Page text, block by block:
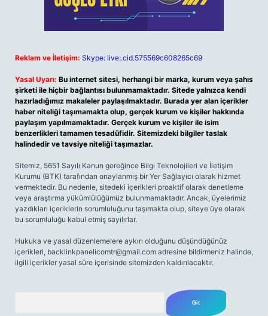
Reklam ve İletişim: Skype: live:.cid.575569c608265c69
Yasal Uyarı: Bu internet sitesi, herhangi bir marka, kurum veya şahıs
şirketi ile hiçbir bağlantısı bulunmamaktadır. Sitede yalnızca kendi
hazırladığımız makaleler paylaşılmaktadır. Burada yer alan içerikler
haber niteliği taşımamakta olup, gerçek kurum ve kişiler hakkında
paylaşım yapılmamaktadır. Gerçek kurum ve kişiler ile isim
benzerlikleri tamamen tesadüfidir. Sitemizdeki bilgiler taslak
halindedir ve tavsiye niteliği taşımazlar.
Sitemiz, 5651 Sayılı Kanun gereğince Bilgi Teknolojileri ve İletişim
Kurumu (BTK) tarafından onaylanmış bir Yer Sağlayıcı olarak hizmet
vermektedir. Bu nedenle, sitedeki içerikleri proaktif olarak denetleme
veya araştırma yükümlülüğümüz bulunmamaktadır. Ancak, üyelerimiz
yazdıkları içeriklerin sorumluluğunu taşımakta olup, siteye üye olarak
bu sorumluluğu kabul etmiş sayılırlar.
Hukuka ve yasal düzenlemelere aykırı olduğunu düşündüğünüz
içerikleri, backlinkpanelicomtr@gmail.com adresine bildirmeniz halinde,
ilgili içerikler yasal süre içerisinde sitemizden kaldırılacaktır.